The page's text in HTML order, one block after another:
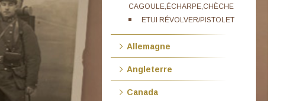
CAGOULE,ÉCHARPE,CHÈCHE
ETUI RÉVOLVER/PISTOLET
Allemagne
Angleterre
Canada